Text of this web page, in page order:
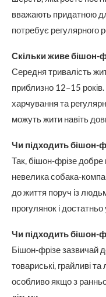
вважають придатною
потребує регулярного
Скільки живе бішон-
Середня тривалість
приблизно 12–15
харчування та
можуть жити навіть
Чи підходить бішон-
Так, бішон-фрізе добре
невелика собака-
до життя поруч із
прогулянок і достатньо
Чи підходить бішон-
Бішон-фрізе зазвичай
товариські, грайливі
особливо якщо з